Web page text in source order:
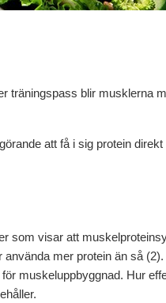
träningspass blir musklerna
att få i sig protein direkt
som visar att
använda mer protein än så
muskeluppbyggnad. Hur